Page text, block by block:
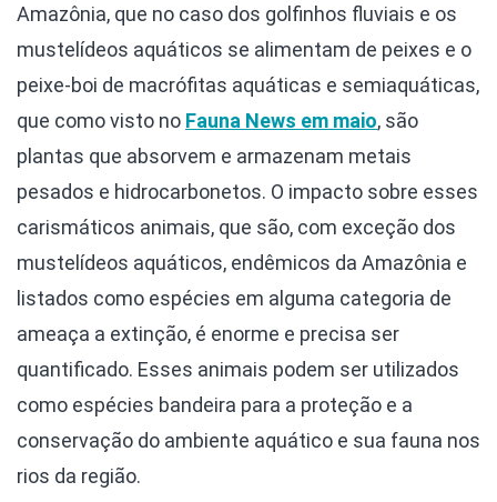
Amazônia, que no caso dos golfinhos fluviais e os
mustelídeos aquáticos se alimentam de peixes e o
peixe-boi de macrófitas aquáticas e semiaquáticas,
que como visto no Fauna News em maio, são
plantas que absorvem e armazenam metais
pesados e hidrocarbonetos. O impacto sobre esses
carismáticos animais, que são, com exceção dos
mustelídeos aquáticos, endêmicos da Amazônia e
listados como espécies em alguma categoria de
ameaça a extinção, é enorme e precisa ser
quantificado. Esses animais podem ser utilizados
como espécies bandeira para a proteção e a
conservação do ambiente aquático e sua fauna nos
rios da região.